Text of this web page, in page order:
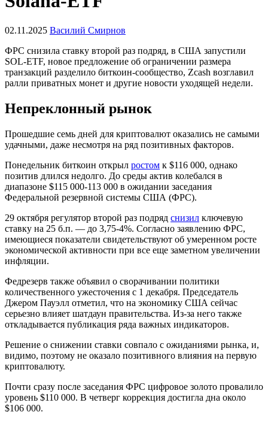
02.11.2025 Василий Смирнов
ФРС снизила ставку второй раз подряд, в США запустили
SOL-ETF, новое предложение об ограничении размера
транзакций разделило биткоин-сообщество, Zcash возглавил
ралли приватных монет и другие новости уходящей недели.
Непреклонный рынок
Прошедшие семь дней для криптовалют оказались не самыми
удачными, даже несмотря на ряд позитивных факторов.
Понедельник биткоин открыл ростом к $116 000, однако
позитив длился недолго. До среды актив колебался в
диапазоне $115 000-113 000 в ожидании заседания
Федеральной резервной системы США (ФРС).
29 октября регулятор второй раз подряд снизил ключевую
ставку на 25 б.п. — до 3,75-4%. Согласно заявлению ФРС,
имеющиеся показатели свидетельствуют об умеренном росте
экономической активности при все еще заметном увеличении
инфляции.
Федрезерв также объявил о сворачивании политики
количественного ужесточения с 1 декабря. Председатель
Джером Пауэлл отметил, что на экономику США сейчас
серьезно влияет шатдаун правительства. Из-за него также
откладывается публикация ряда важных индикаторов.
Решение о снижении ставки совпало с ожиданиями рынка, и,
видимо, поэтому не оказало позитивного влияния на первую
криптовалюту.
Почти сразу после заседания ФРС цифровое золото провалило
уровень $110 000. В четверг коррекция достигла дна около
$106 000.